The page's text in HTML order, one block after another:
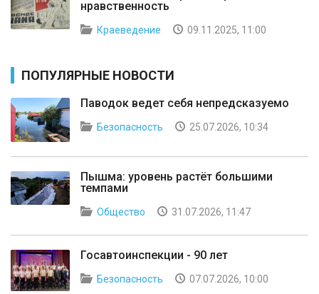
нравственность
Краеведение 09.11.2025, 11:00
ПОПУЛЯРНЫЕ НОВОСТИ
Паводок ведет себя непредсказуемо
Безопасность 25.07.2026, 10:34
Пышма: уровень растёт большими
темпами
Общество 31.07.2026, 11:47
Госавтоинспекции - 90 лет
Безопасность 07.07.2026, 10:00